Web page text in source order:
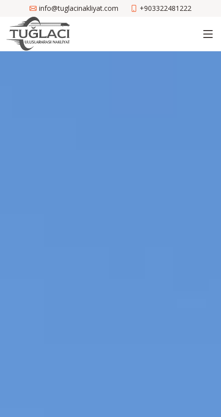
info@tuglacinakliyat.com +903322481222